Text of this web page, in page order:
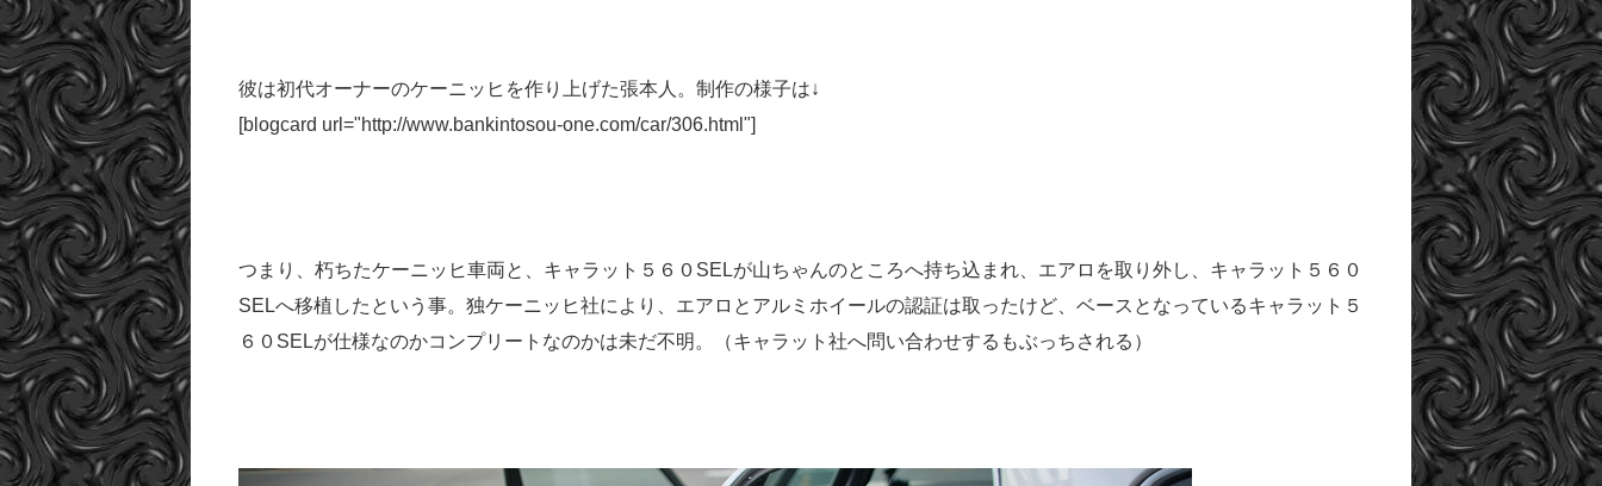
彼は初代オーナーのケーニッヒを作り上げた張本人。制作の様子は↓
[blogcard url="http://www.bankintosou-one.com/car/306.html"]
つまり、朽ちたケーニッヒ車両と、キャラット５６０SELが山ちゃんのところへ持ち込まれ、エアロを取り外し、キャラット５６０
SELへ移植したという事。独ケーニッヒ社により、エアロとアルミホイールの認証は取ったけど、ベースとなっているキャラット５
６０SELが仕様なのかコンプリートなのかは未だ不明。（キャラット社へ問い合わせするもぶっちされる）